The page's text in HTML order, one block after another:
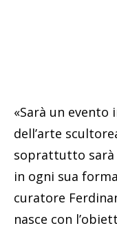
«Sarà un evento
dell’arte
soprattutto sarà
in ogni sua
curatore
nasce con